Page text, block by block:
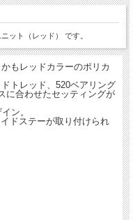
ット（レッド） です。
もレッドカラーのポリカ
トレッド、520ベアリング
に合わせたセッティングが
ン。
ドステーが取り付けられ